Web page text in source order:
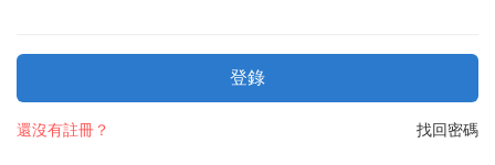
登錄
找回密碼
還沒有註冊？